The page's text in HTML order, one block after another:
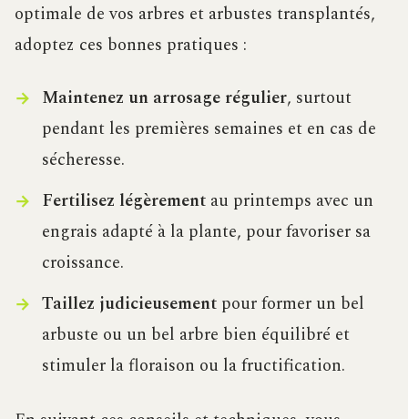
optimale de vos arbres et arbustes transplantés,
adoptez ces bonnes pratiques :
Maintenez un arrosage régulier, surtout
pendant les premières semaines et en cas de
sécheresse.
Fertilisez légèrementau printemps avec un
engrais adapté à la plante, pour favoriser sa
croissance.
Taillez judicieusementpour former un bel
arbuste ou un bel arbre bien équilibré et
stimuler la floraison ou la fructification.